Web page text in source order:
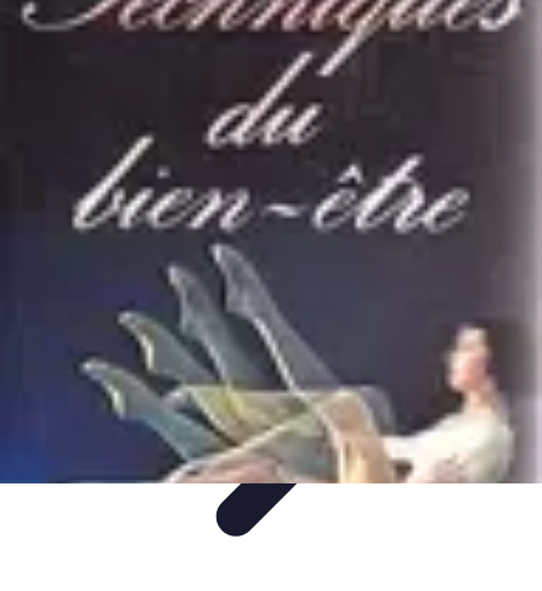
Techniques Yoga
Méditation et YogaTechniques de Yoga
Techniques Yoga